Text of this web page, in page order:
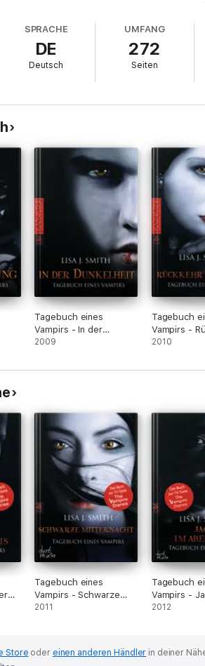
übermächtige Vampir, der einst schon
Fell’s Church zu retten! Doch auf welcher
SPRACHE
DE
Deutsch
UMFANG
272
Seiten
Tagebuch eines
Vampirs - In der
Dunkelheit
2009
Tagebuch
Vampirs -
Nacht
2010
Tagebuch eines
Vampirs - Schwarze
Mitternacht
2011
Tagebuch
Vampirs -
Abendrot
2012
Store oder einen anderen Händler in deiner